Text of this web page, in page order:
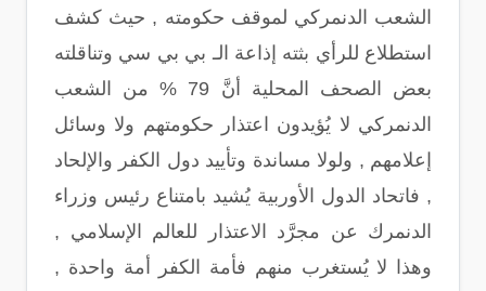
الشعب الدنمركي لموقف حكومته , حيث كشف
استطلاع للرأي بثته إذاعة الـ بي بي سي وتناقلته
بعض الصحف المحلية أنَّ 79 % من الشعب
الدنمركي لا يُؤيدون اعتذار حكومتهم ولا وسائل
إعلامهم , ولولا مساندة وتأييد دول الكفر والإلحاد
, فاتحاد الدول الأوربية يُشيد بامتناع رئيس وزراء
الدنمرك عن مجرَّد الاعتذار للعالم الإسلامي ,
وهذا لا يُستغرب منهم فأمة الكفر أمة واحدة ,